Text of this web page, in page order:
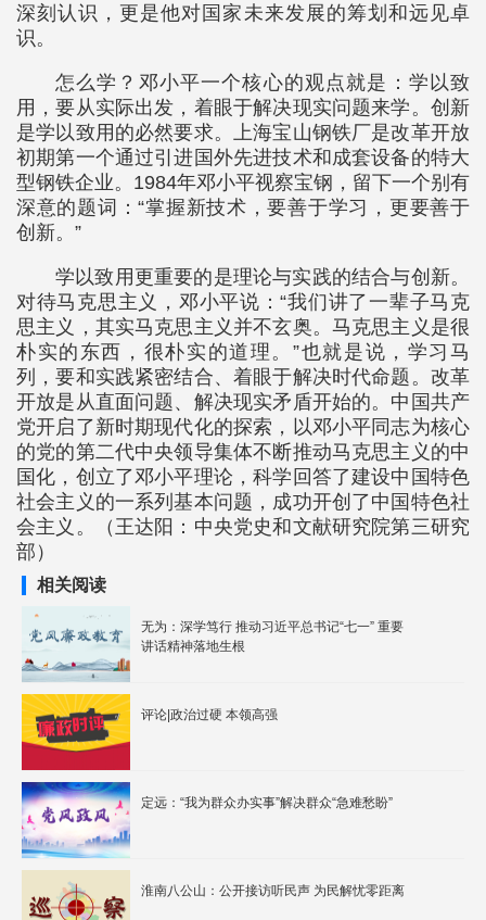
深刻认识，更是他对国家未来发展的筹划和远见卓
识。
怎么学？邓小平一个核心的观点就是：学以致
用，要从实际出发，着眼于解决现实问题来学。创新
是学以致用的必然要求。上海宝山钢铁厂是改革开放
初期第一个通过引进国外先进技术和成套设备的特大
型钢铁企业。1984年邓小平视察宝钢，留下一个别有
深意的题词：“掌握新技术，要善于学习，更要善于
创新。”
学以致用更重要的是理论与实践的结合与创新。
对待马克思主义，邓小平说：“我们讲了一辈子马克
思主义，其实马克思主义并不玄奥。马克思主义是很
朴实的东西，很朴实的道理。”也就是说，学习马
列，要和实践紧密结合、着眼于解决时代命题。改革
开放是从直面问题、解决现实矛盾开始的。中国共产
党开启了新时期现代化的探索，以邓小平同志为核心
的党的第二代中央领导集体不断推动马克思主义的中
国化，创立了邓小平理论，科学回答了建设中国特色
社会主义的一系列基本问题，成功开创了中国特色社
会主义。
（王达阳 ：中央党史和文献研究院第三研究
部）
相关阅读
无为：深学笃行 推动习近平总书记“七一” 重要
讲话精神落地生根
评论|政治过硬 本领高强
定远：“我为群众办实事”解决群众“急难愁盼”
淮南八公山：公开接访听民声 为民解忧零距离